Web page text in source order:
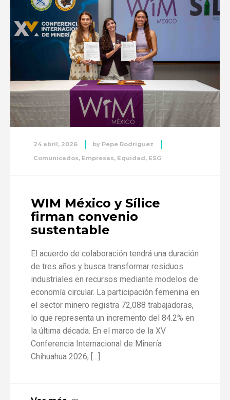
24 abril, 2026 by Pepe Rodriguez
Comunicados, Empresas, Equidad, ESG
WIM México y Sílice
firman convenio
sustentable
El acuerdo de colaboración tendrá una duración
de tres años y busca transformar residuos
industriales en recursos mediante modelos de
economía circular. La participación femenina en
el sector minero registra 72,088 trabajadoras,
lo que representa un incremento del 84.2% en
la última década. En el marco de la XV
Conferencia Internacional de Minería
Chihuahua 2026, […]